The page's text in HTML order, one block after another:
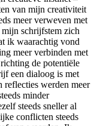
van mijn creativiteit
meer verweven met
mijn schrijfstem zich
ik waarachtig vond
meer verbinden met
de potentiële
een dialoog is met
reflecties werden meer
minder
steeds sneller al
conflicten steeds